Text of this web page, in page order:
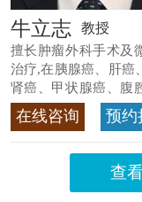
牛立志 教授
擅长肿瘤外科手术及
治疗,在胰腺癌、肝癌
肾癌、甲状腺癌、腹
>>查看专家详情
在线咨询 预约
查